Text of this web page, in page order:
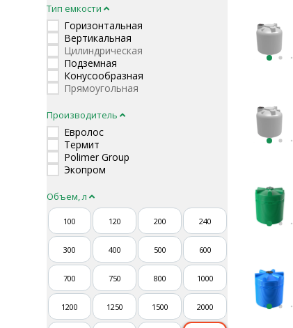
Тип емкости
Горизонтальная
Вертикальная
Цилиндрическая
Подземная
Конусообразная
Прямоугольная
Производитель
Евролос
Термит
Polimer Group
Экопром
Объем, л
100 120 200 240
300 400 500 600
700 750 800 1000
1200 1250 1500 2000